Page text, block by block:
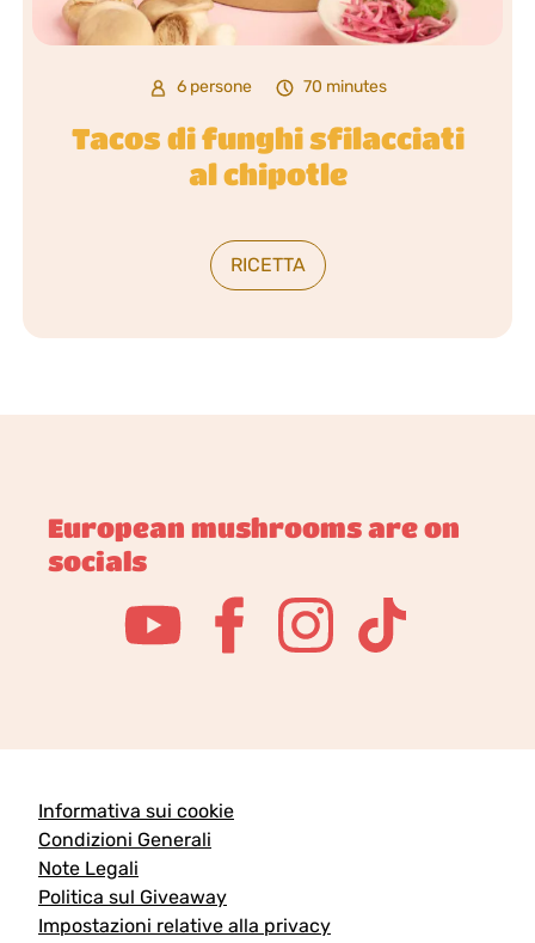
6 persone 70 minutes
Tacos di funghi sfilacciati
al chipotle
RICETTA
European mushrooms are on
socials
Informativa sui cookie
Condizioni Generali
Note Legali
Politica sul Giveaway
Impostazioni relative alla privacy